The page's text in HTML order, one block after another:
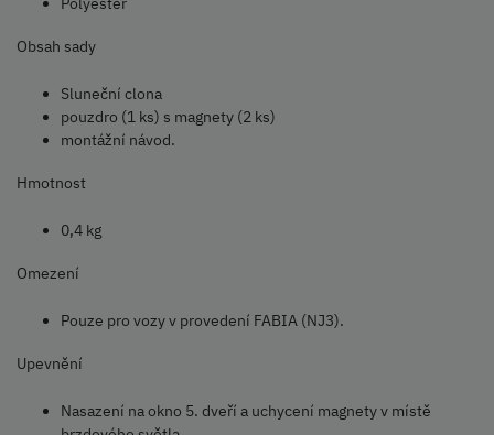
Obsah sady
Sluneční clona
pouzdro (1 ks) s magnety (2 ks)
montážní návod.
Hmotnost
0,4 kg
Omezení
Pouze pro vozy v provedení FABIA (NJ3).
Upevnění
Nasazení na okno 5. dveří a uchycení magnety v místě